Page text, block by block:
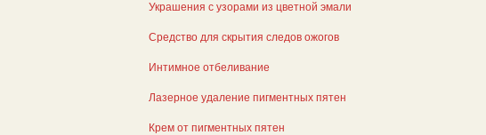
Украшения с узорами из цветной эмали
Средство для скрытия следов ожогов
Интимное отбеливание
Лазерное удаление пигментных пятен
Крем от пигментных пятен